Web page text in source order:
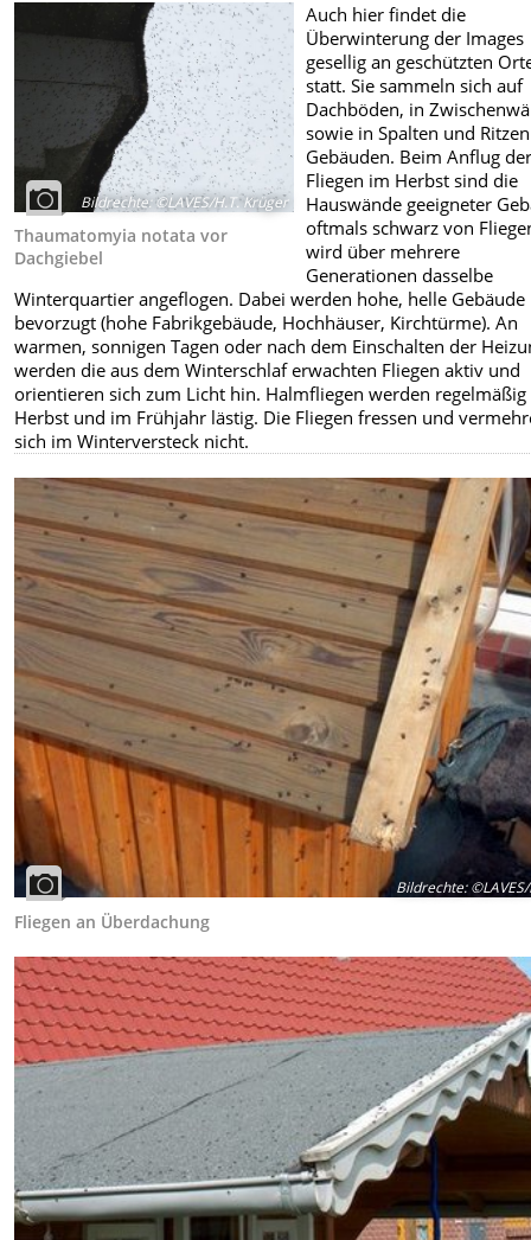
Bildrechte:©LAVES/H.T. Krüger
Thaumatomyia notata vor
Dachgiebel
Auch hier findet die
Überwinterung der Images
gesellig an geschützten
statt. Sie sammeln sich auf
Dachböden, in
sowie in Spalten und
Gebäuden. Beim Anflug
Fliegen im Herbst sind die
Hauswände geeigneter
oftmals schwarz von
wird über mehrere
Generationen dasselbe
Winterquartier angeflogen. Dabei werden hohe, helle Gebäude
bevorzugt (hohe Fabrikgebäude, Hochhäuser, Kirchtürme). An
warmen, sonnigen Tagen oder nach dem Einschalten der
werden die aus dem Winterschlaf erwachten Fliegen aktiv und
orientieren sich zum Licht hin. Halmfliegen werden
Herbst und im Frühjahr lästig. Die Fliegen fressen und
sich im Winterversteck nicht.
Bildrechte:©LAVES/
Fliegen an Überdachung